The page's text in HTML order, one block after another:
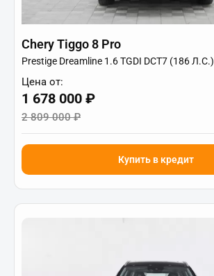
Chery Tiggo 8 Pro
Prestige Dreamline 1.6 TGDI DCT7 (186 Л.С.)
Цена от:
1 678 000 ₽
2 809 000 ₽
Купить в кредит